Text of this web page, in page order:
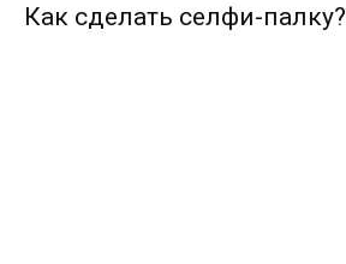
Как сделать селфи-палку?